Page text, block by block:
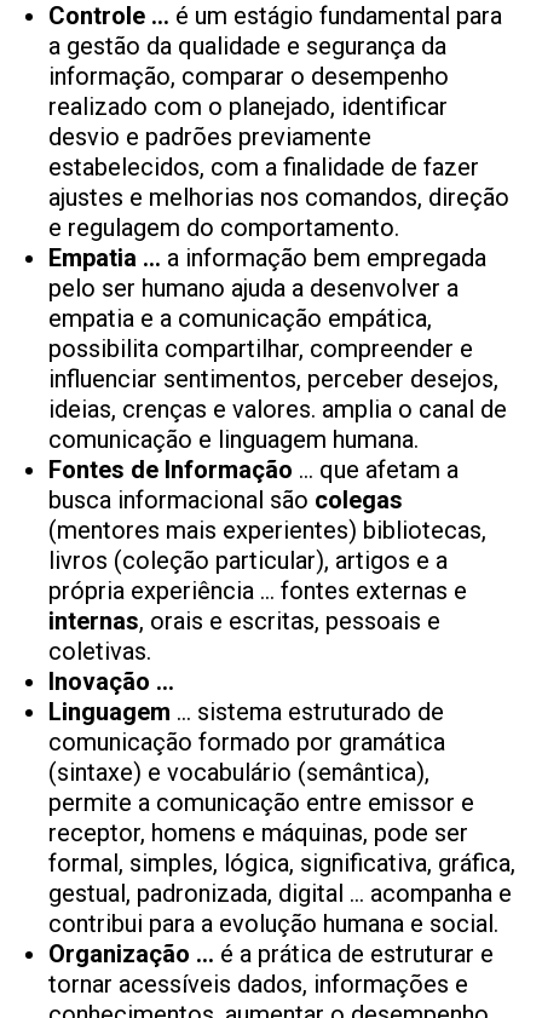
Controle … é um estágio fundamental para
a gestão da qualidade e segurança da
informação, comparar o desempenho
realizado com o planejado, identificar
desvio e padrões previamente
estabelecidos, com a finalidade de fazer
ajustes e melhorias nos comandos, direção
e regulagem do comportamento.
Empatia … a informação bem empregada
pelo ser humano ajuda a desenvolver a
empatia e a comunicação empática,
possibilita compartilhar, compreender e
influenciar sentimentos, perceber desejos,
ideias, crenças e valores. amplia o canal de
comunicação e linguagem humana.
Fontes de Informação … que afetam a
busca informacional são colegas
(mentores mais experientes) bibliotecas,
livros (coleção particular), artigos e a
própria experiência … fontes externas e
internas, orais e escritas, pessoais e
coletivas.
Inovação …
Linguagem … sistema estruturado de
comunicação formado por gramática
(sintaxe) e vocabulário (semântica),
permite a comunicação entre emissor e
receptor, homens e máquinas, pode ser
formal, simples, lógica, significativa, gráfica,
gestual, padronizada, digital … acompanha e
contribui para a evolução humana e social.
Organização … é a prática de estruturar e
tornar acessíveis dados, informações e